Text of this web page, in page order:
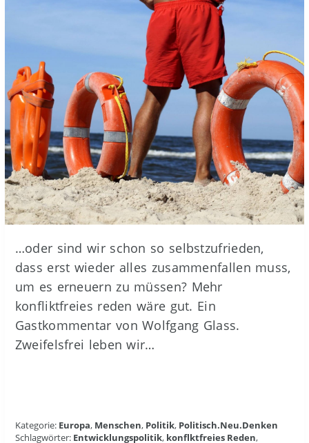
…oder sind wir schon so selbstzufrieden,
dass erst wieder alles zusammenfallen muss,
um es erneuern zu müssen? Mehr
konfliktfreies reden wäre gut. Ein
Gastkommentar von Wolfgang Glass.
Zweifelsfrei leben wir…
Kategorie: Europa, Menschen, Politik, Politisch.Neu.Denken
Schlagwörter: Entwicklungspolitik, konflktfreies Reden,